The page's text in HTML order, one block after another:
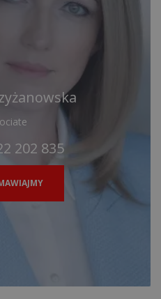
202 835